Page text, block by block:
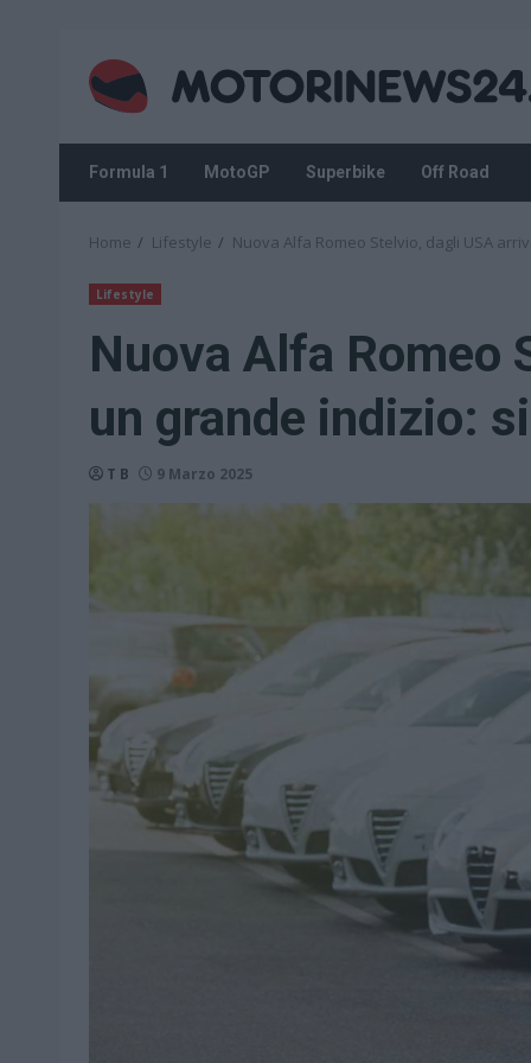
content
Formula 1 MotoGP Superbike Off Road
Home Lifestyle Nuova Alfa Romeo Stelvio, dagli USA
Lifestyle
Nuova Alfa Romeo
un grande indizio:
T B 9 Marzo 2025